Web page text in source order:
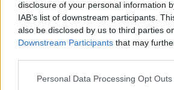
disclosure of your personal information
IAB’s list of downstream participants.
also be disclosed by us to third parties
Downstream Participants that may
Personal Data Processing Opt Outs
Kedden reggel országszerte
csapadék nem várható. A